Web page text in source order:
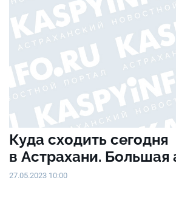
Куда сходить сегодня
в Астрахани.
27.05.2023 10:00